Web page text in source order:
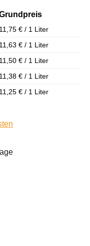
11,75 € / 1 Liter
11,63 € / 1 Liter
11,50 € / 1 Liter
11,38 € / 1 Liter
11,25 € / 1 Liter